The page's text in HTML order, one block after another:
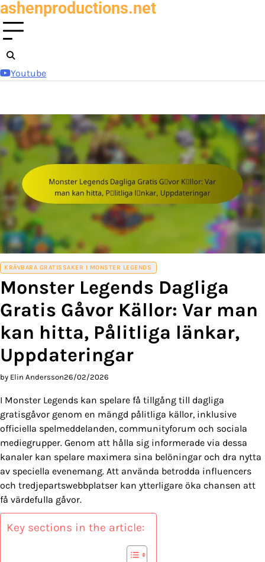
Skip
to
content
ashenproductions.net
Youtube
KRÄVBARA GRATISSAKER I MONSTER LEGENDS
Monster Legends Dagliga
Gratis Gåvor Källor: Var man
kan hitta, Pålitliga länkar,
Uppdateringar
by Elin Andersson26/02/2026
I Monster Legends kan spelare få tillgång till dagliga
gratisgåvor genom en mängd pålitliga källor, inklusive
officiella spelmeddelanden, communityforum och sociala
mediegrupper. Genom att hålla sig informerade via dessa
kanaler kan spelare maximera sina belöningar och dra nytta
av speciella evenemang. Att använda betrodda influencers
och tredjepartswebbplatser kan ytterligare öka chansen att
få värdefulla gåvor.
Key sections in the article: